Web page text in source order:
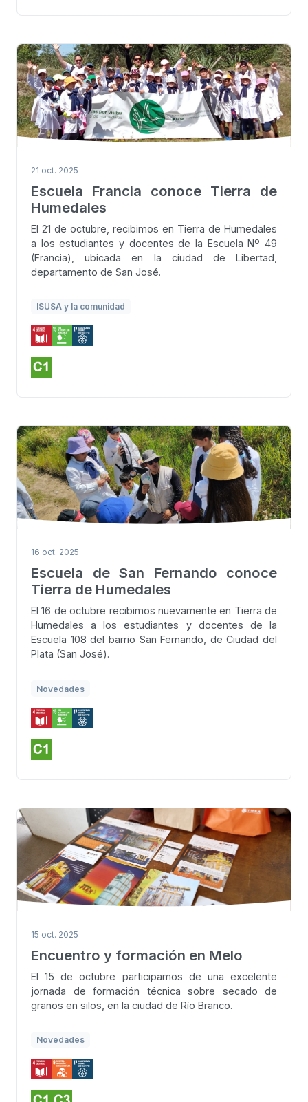
21 oct. 2025
Escuela Francia conoce Tierra de
Humedales
El 21 de octubre, recibimos en Tierra de Humedales
a los estudiantes y docentes de la Escuela Nº 49
(Francia), ubicada en la ciudad de Libertad,
departamento de San José.
ISUSA y la comunidad
16 oct. 2025
Escuela de San Fernando conoce
Tierra de Humedales
El 16 de octubre recibimos nuevamente en Tierra de
Humedales a los estudiantes y docentes de la
Escuela 108 del barrio San Fernando, de Ciudad del
Plata (San José).
Novedades
15 oct. 2025
Encuentro y formación en Melo
El 15 de octubre participamos de una excelente
jornada de formación técnica sobre secado de
granos en silos, en la ciudad de Río Branco.
Novedades